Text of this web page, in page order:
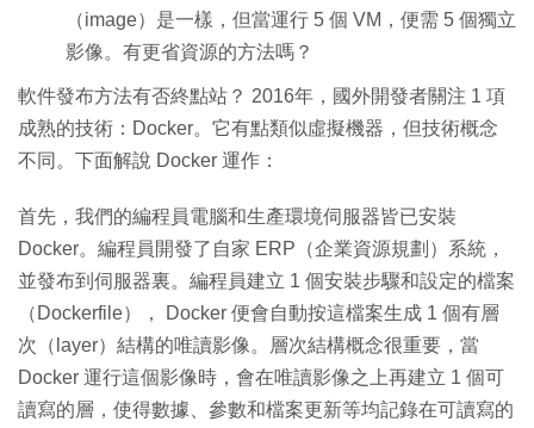
（image）是一樣，但當運行 5 個 VM，便需 5 個獨立
影像。有更省資源的方法嗎？
軟件發布方法有否終點站？ 2016年，國外開發者關注 1 項
成熟的技術：Docker。它有點類似虛擬機器，但技術概念
不同。下面解說 Docker 運作：
首先，我們的編程員電腦和生產環境伺服器皆已安裝
Docker。編程員開發了自家 ERP（企業資源規劃）系統，
並發布到伺服器裏。編程員建立 1 個安裝步驟和設定的檔案
（Dockerfile）， Docker 便會自動按這檔案生成 1 個有層
次（layer）結構的唯讀影像。層次結構概念很重要，當
Docker 運行這個影像時，會在唯讀影像之上再建立 1 個可
讀寫的層，使得數據、參數和檔案更新等均記錄在可讀寫的